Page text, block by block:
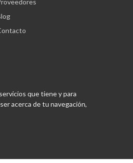
que tiene y para
acerca de tu navegación,